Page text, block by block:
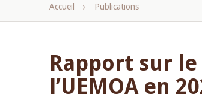
Fil
Accueil Publications
Rapport sur
l’UEMOA en